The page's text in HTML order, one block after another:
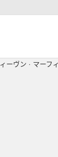
ーヴン · マー